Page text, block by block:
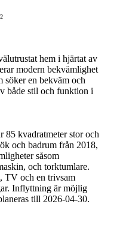
hem i hjärtat av
modern bekvämlighet
söker en bekväm och
både stil och funktion i
85 kvadratmeter stor och
och badrum från 2018,
såsom
och torktumlare.
TV och en trivsam
Inflyttning är möjlig
till 2026-04-30.